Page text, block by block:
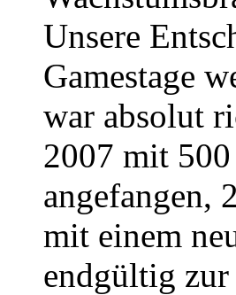
Unsere
Gamestage
war absolut
2007 mit
angefangen,
mit einem
endgültig